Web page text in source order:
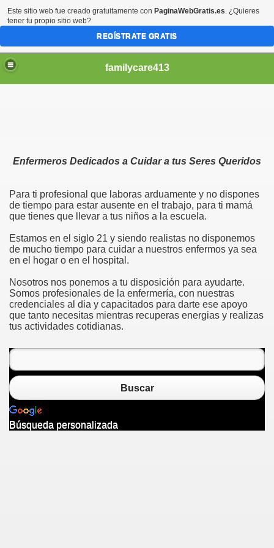
familycare413
Enfermeros Dedicados a Cuidar a tus Seres Queridos
Para ti profesional que laboras arduamente y no dispones
de tiempo para estar ausente en el trabajo, para ti mamá
que tienes que llevar a tus niños a la escuela.
Estamos en el siglo 21 y siendo realistas no disponemos
de mucho tiempo para cuidar a nuestros enfermos ya sea
en el hogar o en el hospital.
Nosotros nos ponemos a tu disposición para ayudarte.
Somos profesionales de la enfermería, con nuestras
credenciales al dia y capacitados para darte ese apoyo
que tanto necesitas mientras recuperas energias y realizas
tus actividades cotidianas.
Buscar
Búsqueda personalizada
Este sitio web fue creado gratuitamente con PaginaWebGratis.es. ¿Quieres
tener tu propio sitio web?
REGÍSTRATE GRATIS